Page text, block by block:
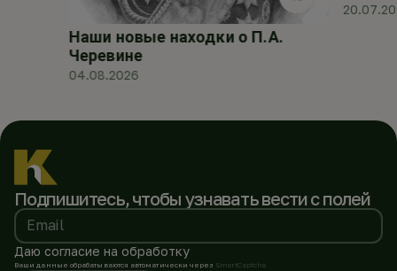
Наши новые находки о П.А.
Черевине
04.08.2026
Подпишитесь, чтобы узнавать вести с полей
Email
Даю согласие на обработку
Ваши данные обрабатываются автоматически через SmartCaptcha